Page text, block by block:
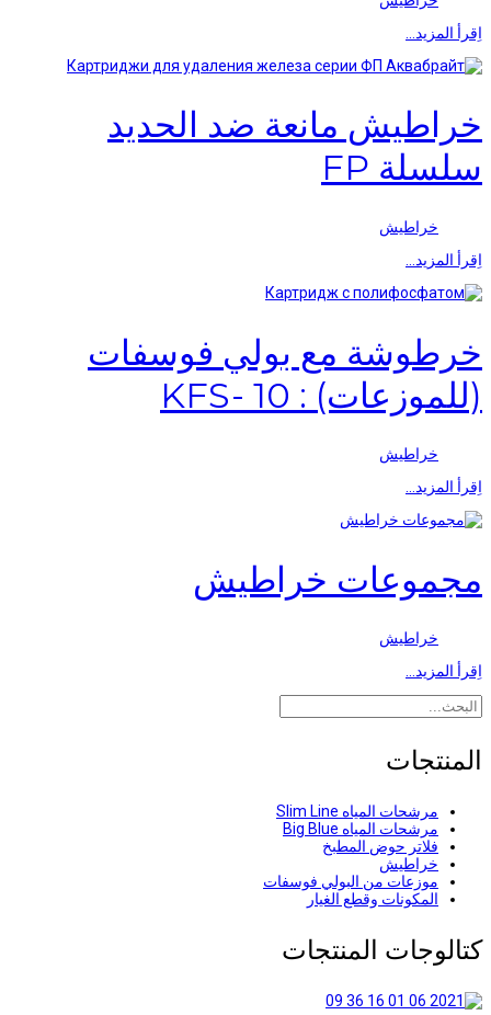
اِقرأ المزيد…
خراطيش مانعة ضد الحديد
سلسلة FP
خراطيش
اِقرأ المزيد…
خرطوشة مع بولي فوسفات
(للموزعات) : KFS- 10
خراطيش
اِقرأ المزيد…
مجموعات خراطيش
خراطيش
اِقرأ المزيد…
المنتجات
مرشحات المياه Slim Line
مرشحات المياه Big Blue
فلاتر حوض المطبخ
خراطيش
موزعات من البولي فوسفات
المكونات وقطع الغيار
كتالوجات المنتجات